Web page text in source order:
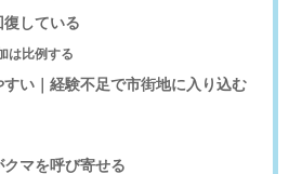
している
は比例する
い｜経験不足で市街地に入り込む
マを呼び寄せる